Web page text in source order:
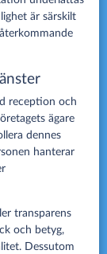
är särskilt
reception och
ägare
dennes
hanterar
transparens
och betyg,
Dessutom